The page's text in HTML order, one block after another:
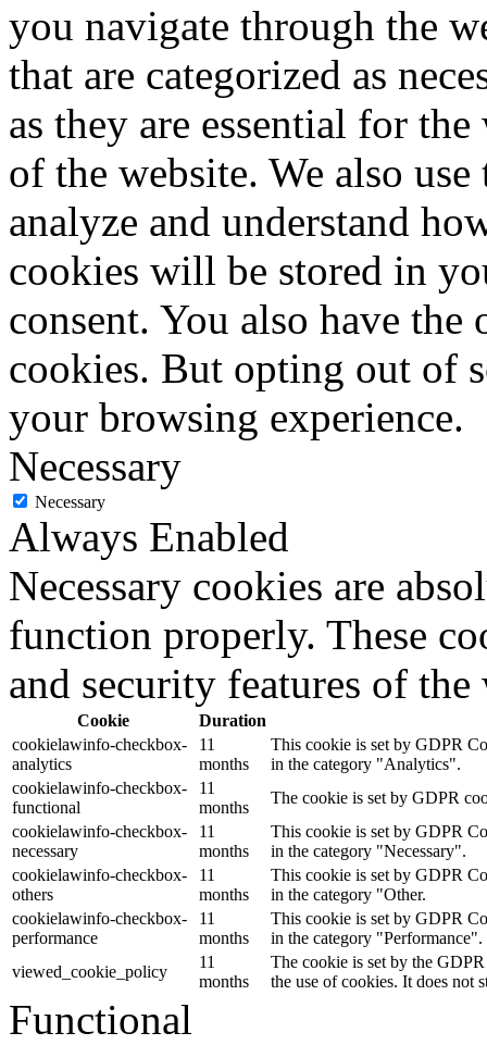
you navigate through the
that are categorized as
as they are essential for
of the website. We also
analyze and understand
cookies will be stored in
consent. You also have
cookies. But opting out of
your browsing experience.
Necessary
Necessary
Always Enabled
Necessary cookies are
function properly. These
and security features of
Cookie
Duration
cookielawinfo-checkbox-
analytics
11
months
This cookie is set by GDPR
in the category "Analytics".
cookielawinfo-checkbox-
functional
11
months
The cookie is set by GDPR
cookielawinfo-checkbox-
necessary
11
months
This cookie is set by GDPR
in the category "Necessary".
cookielawinfo-checkbox-
others
11
months
This cookie is set by GDPR
in the category "Other.
cookielawinfo-checkbox-
performance
11
months
This cookie is set by GDPR
in the category "Performance".
viewed_cookie_policy
11
months
The cookie is set by the
the use of cookies. It does not
Functional